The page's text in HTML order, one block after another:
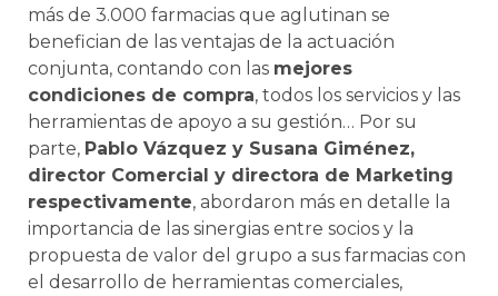
más de 3.000 farmacias que aglutinan se
benefician de las ventajas de la actuación
conjunta, contando con las mejores
condiciones de compra, todos los servicios y las
herramientas de apoyo a su gestión… Por su
parte, Pablo Vázquez y Susana Giménez,
director Comercial y directora de Marketing
respectivamente, abordaron más en detalle la
importancia de las sinergias entre socios y la
propuesta de valor del grupo a sus farmacias con
el desarrollo de herramientas comerciales,